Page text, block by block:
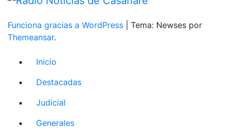
Funciona gracias a WordPress
Tema: Newses por
Themeansar.
Inicio
Destacadas
Judicial
Generales